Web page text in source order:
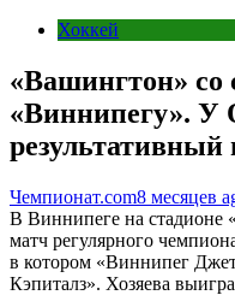
Хоккей
«Вашингтон» со
«Виннипегу».
результативный
Чемпионат.com8 месяцев
В Виннипеге на стадионе
матч регулярного
в котором «Виннипег
Кэпиталз». Хозяева